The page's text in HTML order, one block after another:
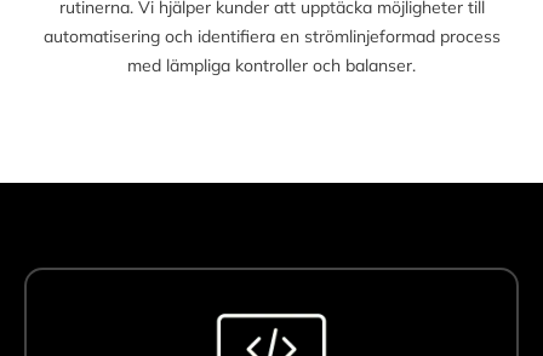
rutinerna. Vi hjälper kunder att upptäcka möjligheter till
automatisering och identifiera en strömlinjeformad process
med lämpliga kontroller och balanser.